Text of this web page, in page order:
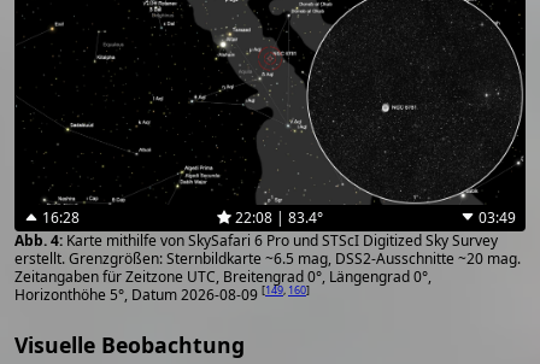
16:28 22:08 | 83.4°
03:49
Karte mithilfe von SkySafari 6 Pro und STScI Digitized Sky Survey
erstellt. Grenzgrößen: Sternbildkarte ~6.5 mag, DSS2-Ausschnitte ~20 mag.
Zeitangaben für Zeitzone UTC, Breitengrad 0°, Längengrad 0°,
Horizonthöhe 5°, Datum 2026-08-09 [149, 160]
Visuelle Beobachtung